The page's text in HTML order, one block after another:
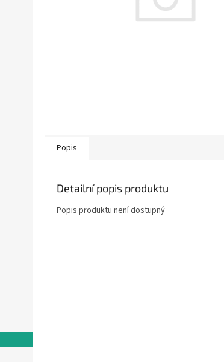
Popis
Detailní popis produktu
Popis produktu není dostupný